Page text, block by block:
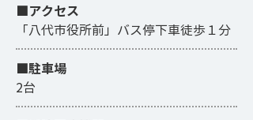
​■アクセス
「八代市役所前」バス停下車徒歩１分
■駐車場
2台